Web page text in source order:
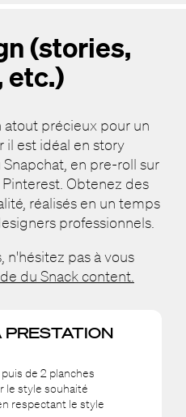
(stories,
etc.)
atout précieux pour un
il est idéal en story
en pre-roll sur
Obtenez des
réalisés en un temps
professionnels.
n'hésitez pas à vous
du Snack content.
puis de 2 planches
le style souhaité
respectant le style